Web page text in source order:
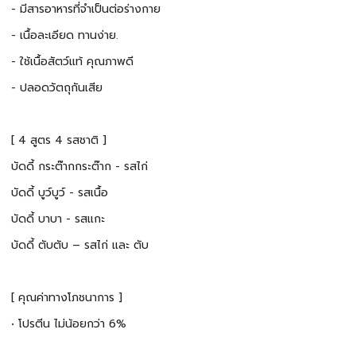
- มีสารอาหารที่จำเป็นต่อร่างกาย
- เนื้อละเอียด ทานง่าย.
- ใช้เนื้อสัตว์แท้ คุณภาพดี
- ปลอดวัตถุกันเสีย
[ 4 สูตร 4 รสชาติ ]
บัดดี้ กระต๊ากกระต๊าก - รสไก่
บัดดี้ บูว์บูว์ - รสเนื้อ
บัดดี้ บาบา - รสแกะ
บัดดี้ ตับตับ – รสไก่ และ ตับ
️[ คุณค่าทางโภชนาการ ]
• โปรตีน ไม่น้อยกว่า 6%